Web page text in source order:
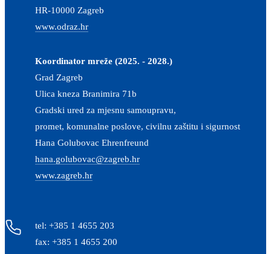
HR-10000 Zagreb
www.odraz.hr
Koordinator mreže (2025. - 2028.)
Grad Zagreb
Ulica kneza Branimira 71b
Gradski ured za mjesnu samoupravu,
promet, komunalne poslove, civilnu zaštitu i sigurnost
Hana Golubovac Ehrenfreund
hana.golubovac@zagreb.hr
www.zagreb.hr
tel: +385 1 4655 203
fax: +385 1 4655 200